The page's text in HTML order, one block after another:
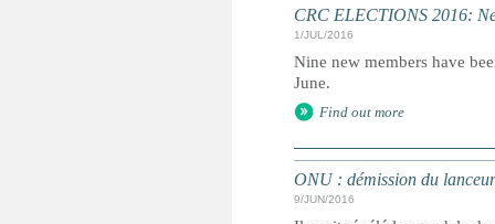
CRC ELECTIONS 2016:
1/JUL/2016
Nine new members have
June.
Find out more
ONU : démission du
9/JUN/2016